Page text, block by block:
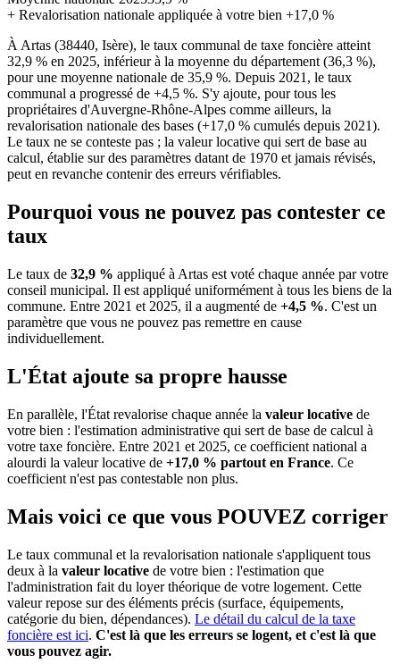
+ Revalorisation nationale appliquée à votre bien +17,0 %
À Artas (38440, Isère), le taux communal de taxe foncière atteint
32,9 % en 2025, inférieur à la moyenne du département (36,3 %),
pour une moyenne nationale de 35,9 %. Depuis 2021, le taux
communal a progressé de +4,5 %. S'y ajoute, pour tous les
propriétaires d'Auvergne-Rhône-Alpes comme ailleurs, la
revalorisation nationale des bases (+17,0 % cumulés depuis 2021).
Le taux ne se conteste pas ; la valeur locative qui sert de base au
calcul, établie sur des paramètres datant de 1970 et jamais révisés,
peut en revanche contenir des erreurs vérifiables.
Pourquoi vous ne pouvez pas contester ce
taux
Le taux de 32,9 % appliqué à Artas est voté chaque année par votre
conseil municipal. Il est appliqué uniformément à tous les biens de la
commune. Entre 2021 et 2025, il a augmenté de +4,5 %. C'est un
paramètre que vous ne pouvez pas remettre en cause
individuellement.
L'État ajoute sa propre hausse
En parallèle, l'État revalorise chaque année la valeur locative de
votre bien : l'estimation administrative qui sert de base de calcul à
votre taxe foncière. Entre 2021 et 2025, ce coefficient national a
alourdi la valeur locative de +17,0 % partout en France. Ce
coefficient n'est pas contestable non plus.
Mais voici ce que vous POUVEZ corriger
Le taux communal et la revalorisation nationale s'appliquent tous
deux à la valeur locative de votre bien : l'estimation que
l'administration fait du loyer théorique de votre logement. Cette
valeur repose sur des éléments précis (surface, équipements,
catégorie du bien, dépendances). Le détail du calcul de la taxe
foncière est ici. C'est là que les erreurs se logent, et c'est là que
vous pouvez agir.